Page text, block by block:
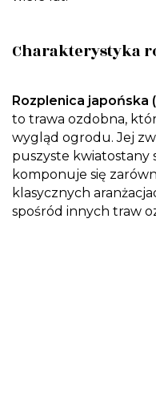
Charakterystyka
Rozplenica japońska
to trawa ozdobna,
wygląd ogrodu. Jej
puszyste kwiatostany
komponuje się
klasycznych
spośród innych traw